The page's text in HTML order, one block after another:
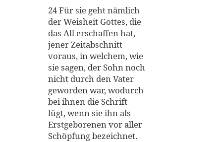
24 Für sie geht nämlich
der Weisheit Gottes, die
das All erschaffen hat,
jener Zeitabschnitt
voraus, in welchem, wie
sie sagen, der Sohn noch
nicht durch den Vater
geworden war, wodurch
bei ihnen die Schrift
lügt, wenn sie ihn als
Erstgeborenen vor aller
Schöpfung bezeichnet.